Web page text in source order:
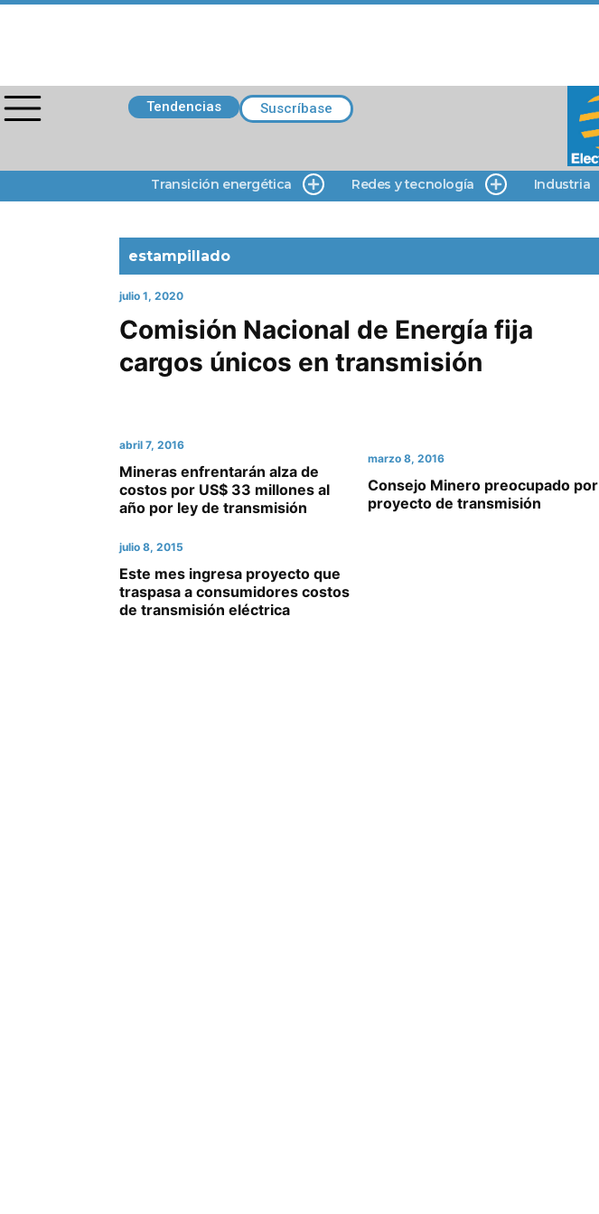
Tendencias Suscríbase
Transición energética Redes y tecnología Industria
estampillado
julio 1, 2020
Comisión Nacional de Energía fija
cargos únicos en transmisión
abril 7, 2016
Mineras enfrentarán alza de
costos por US$ 33 millones al
año por ley de transmisión
marzo 8, 2016
Consejo Minero preocupado por
proyecto de transmisión
julio 8, 2015
Este mes ingresa proyecto que
traspasa a consumidores costos
de transmisión eléctrica